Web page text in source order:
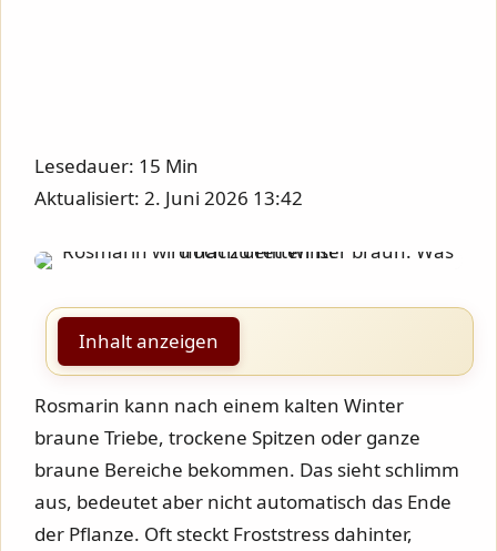
Lesedauer: 15 Min
Aktualisiert: 2. Juni 2026 13:42
Inhalt anzeigen
Rosmarin kann nach einem kalten Winter
braune Triebe, trockene Spitzen oder ganze
braune Bereiche bekommen. Das sieht schlimm
aus, bedeutet aber nicht automatisch das Ende
der Pflanze. Oft steckt Froststress dahinter,